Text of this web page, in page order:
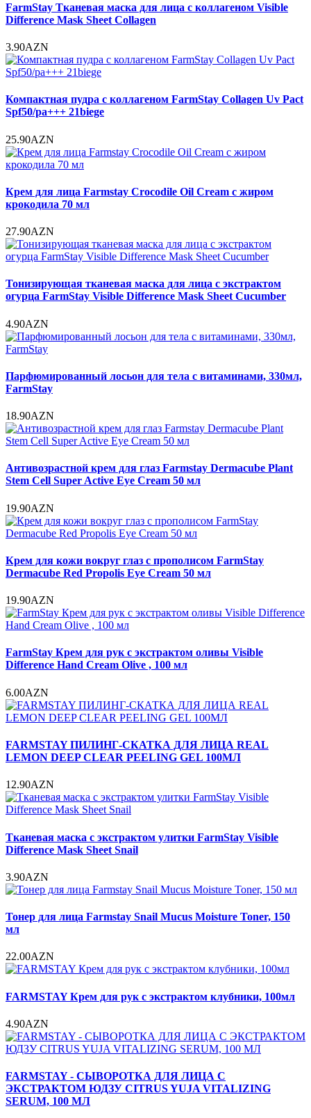
FarmStay Тканевая маска для лица с коллагеном Visible
Difference Mask Sheet Collagen
3.90AZN
Компактная пудра с коллагеном FarmStay Collagen Uv Pact
Spf50/pa+++ 21biege
25.90AZN
Крем для лица Farmstay Crocodile Oil Cream с жиром
крокодила 70 мл
27.90AZN
Тонизирующая тканевая маска для лица с экстрактом
огурца FarmStay Visible Difference Mask Sheet Cucumber
4.90AZN
Парфюмированный лосьон для тела с витаминами, 330мл,
FarmStay
18.90AZN
Антивозрастной крем для глаз Farmstay Dermacube Plant
Stem Cell Super Active Eye Cream 50 мл
19.90AZN
Крем для кожи вокруг глаз с прополисом FarmStay
Dermacube Red Propolis Eye Cream 50 мл
19.90AZN
FarmStay Крем для рук с экстрактом оливы Visible
Difference Hand Cream Olive , 100 мл
6.00AZN
FARMSTAY ПИЛИНГ-СКАТКА ДЛЯ ЛИЦА REAL
LEMON DEEP CLEAR PEELING GEL 100МЛ
12.90AZN
Тканевая маска с экстрактом улитки FarmStay Visible
Difference Mask Sheet Snail
3.90AZN
Тонер для лица Farmstay Snail Mucus Moisture Toner, 150
мл
22.00AZN
FARMSTAY Крем для рук с экстрактом клубники, 100мл
4.90AZN
FARMSTAY - СЫВОРОТКА ДЛЯ ЛИЦА С
ЭКСТРАКТОМ ЮДЗУ CITRUS YUJA VITALIZING
SERUM, 100 МЛ